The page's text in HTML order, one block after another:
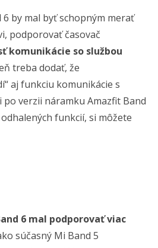
by mal byť schopným merať
podporovať časovač
komunikácie so službou
treba dodať, že
aj funkciu komunikácie s
verzii náramku Amazfit Band
funkcií, si môžete
6 mal podporovať viac
súčasný Mi Band 5